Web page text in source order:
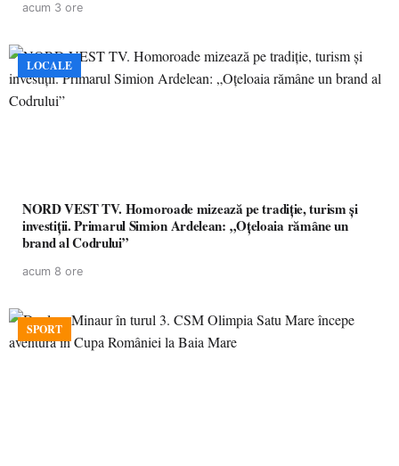
acum 3 ore
LOCALE
NORD VEST TV. Homoroade mizează pe tradiție, turism și
investiții. Primarul Simion Ardelean: „Oțeloaia rămâne un
brand al Codrului”
acum 8 ore
SPORT